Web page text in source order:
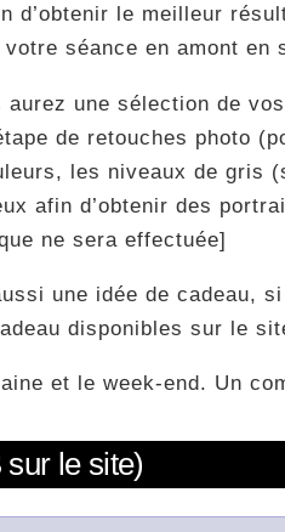
d’obtenir le meilleur
séance en amont
une sélection de
de retouches photo
les niveaux de gris
afin d’obtenir des
ne sera effectuée]
une idée de cadeau,
disponibles sur le
et le week-end. Un
le site)